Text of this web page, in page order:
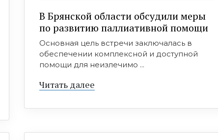
В Брянской области обсудили меры
по развитию паллиативной помощи
Основная цель встречи заключалась в
обеспечении комплексной и доступной
помощи для неизлечимо ...
Читать далее